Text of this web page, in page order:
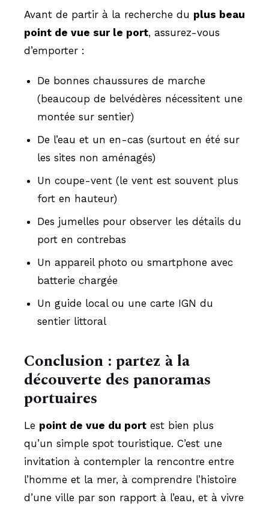
Avant de partir à la recherche du plus beau
point de vue sur le port, assurez-vous
d’emporter :
De bonnes chaussures de marche
(beaucoup de belvédères nécessitent une
montée sur sentier)
De l’eau et un en-cas (surtout en été sur
les sites non aménagés)
Un coupe-vent (le vent est souvent plus
fort en hauteur)
Des jumelles pour observer les détails du
port en contrebas
Un appareil photo ou smartphone avec
batterie chargée
Un guide local ou une carte IGN du
sentier littoral
Conclusion : partez à la
découverte des panoramas
portuaires
Le point de vue du port est bien plus
qu’un simple spot touristique. C’est une
invitation à contempler la rencontre entre
l’homme et la mer, à comprendre l’histoire
d’une ville par son rapport à l’eau, et à vivre